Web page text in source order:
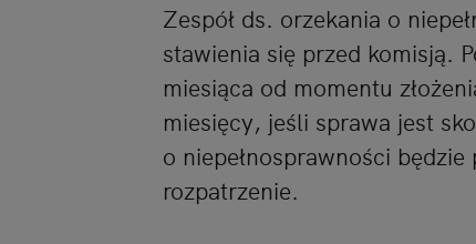
Zespół ds. orzekania o
stawienia się przed komisją.
miesiąca od momentu
miesięcy, jeśli sprawa jest
o niepełnosprawności
rozpatrzenie.